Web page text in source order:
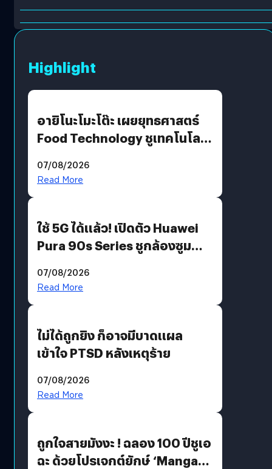
Highlight
อายิโนะโมะโต๊ะ เผยยุทธศาสตร์
Food Technology ชูเทคโนโลยี
บริโภคและ B2B
07/08/2026
Read More
ใช้ 5G ได้แล้ว! เปิดตัว Huawei
Pura 90s Series ชูกล้องซูม
07/08/2026
Read More
ไม่ได้ถูกยิง ก็อาจมีบาดแผล
เข้าใจ PTSD หลังเหตุร้าย
07/08/2026
Read More
ถูกใจสายมังงะ ! ฉลอง 100 ปีชูเอ
ฉะ ด้วยโปรเจกต์ยักษ์ ‘Manga